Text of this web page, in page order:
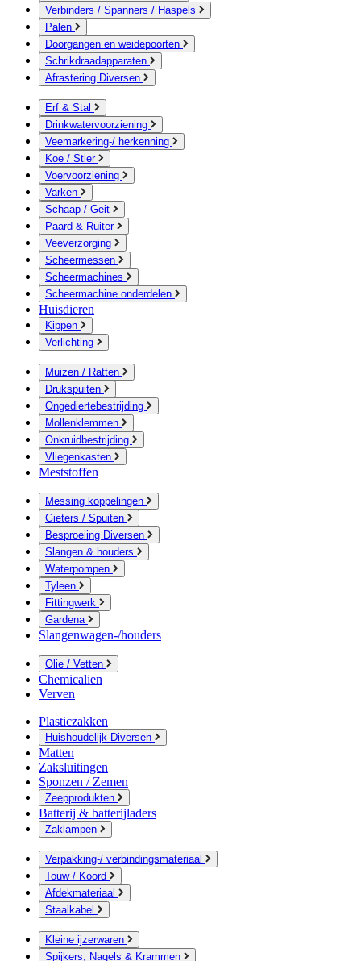
Verbinders / Spanners / Haspels
Palen
Doorgangen en weidepoorten
Schrikdraadapparaten
Afrastering Diversen
Erf & Stal
Drinkwatervoorziening
Veemarkering-/ herkenning
Koe / Stier
Voervoorziening
Varken
Schaap / Geit
Paard & Ruiter
Veeverzorging
Scheermessen
Scheermachines
Scheermachine onderdelen
Huisdieren
Kippen
Verlichting
Muizen / Ratten
Drukspuiten
Ongediertebestrijding
Mollenklemmen
Onkruidbestrijding
Vliegenkasten
Meststoffen
Messing koppelingen
Gieters / Spuiten
Besproeiing Diversen
Slangen & houders
Waterpompen
Tyleen
Fittingwerk
Gardena
Slangenwagen-/houders
Olie / Vetten
Chemicalien
Verven
Plasticzakken
Huishoudelijk Diversen
Matten
Zaksluitingen
Sponzen / Zemen
Zeepprodukten
Batterij & batterijladers
Zaklampen
Verpakking-/ verbindingsmateriaal
Touw / Koord
Afdekmateriaal
Staalkabel
Kleine ijzerwaren
Spijkers, Nagels & Krammen